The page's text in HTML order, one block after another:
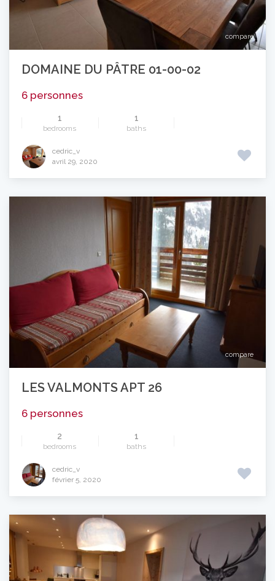
compare
DOMAINE DU PÂTRE 01-00-02
6 personnes
1
bedrooms
1
baths
cedric_v
avril 29, 2020
compare
LES VALMONTS APT 26
6 personnes
2
bedrooms
1
baths
cedric_v
février 5, 2020